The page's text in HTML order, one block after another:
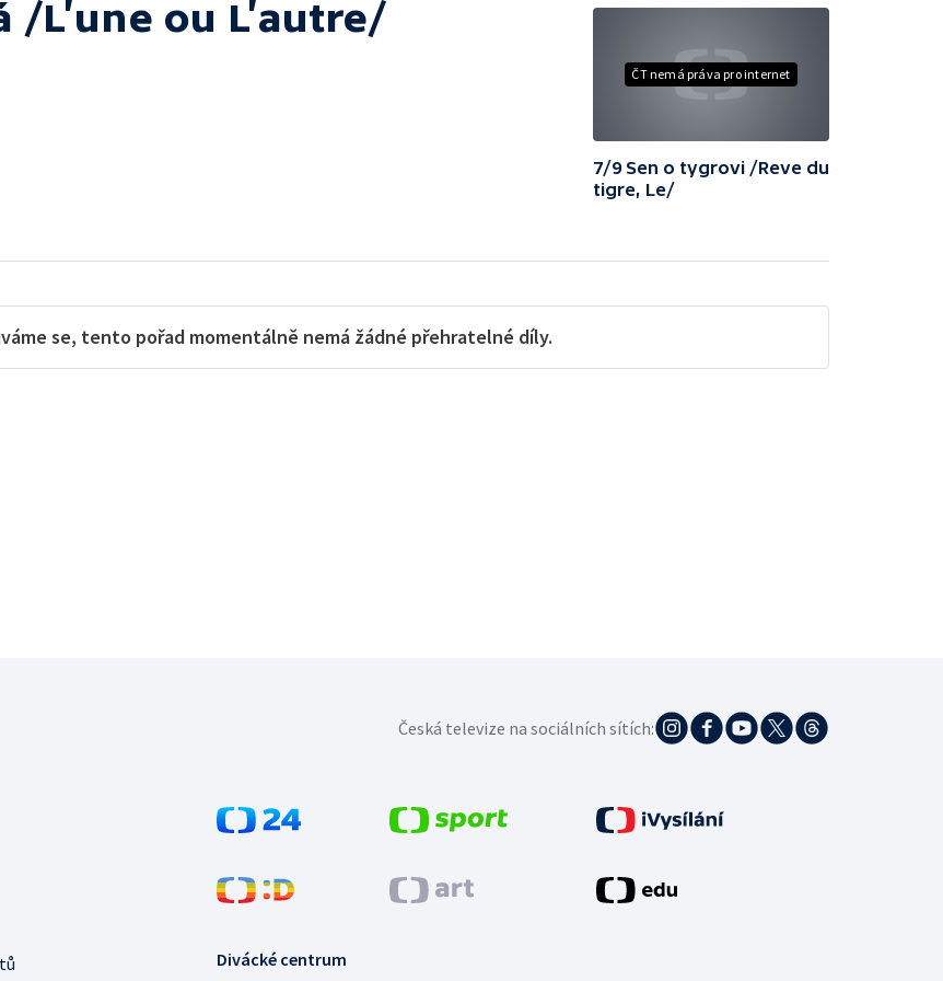
L’une ou L’autre/
ČT nemá práva pro internet
7/9 Sen o tygrovi /Reve du
tigre, Le/
se, tento pořad momentálně nemá žádné přehratelné díly.
Divácké centrum
Česká televize na sociálních sítích: